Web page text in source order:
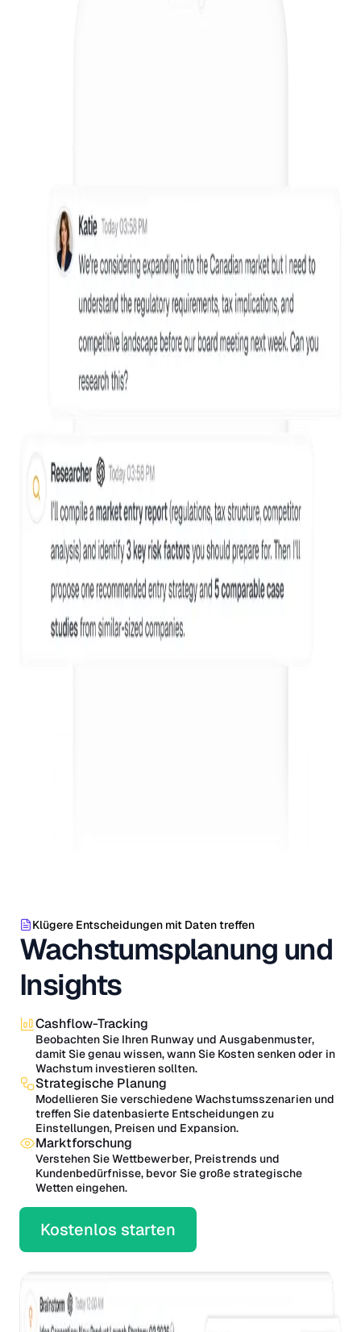
Klügere Entscheidungen mit Daten treffen
Wachstumsplanung und
Insights
Cashflow-Tracking
Beobachten Sie Ihren Runway und Ausgabenmuster,
damit Sie genau wissen, wann Sie Kosten senken oder in
Wachstum investieren sollten.
Strategische Planung
Modellieren Sie verschiedene Wachstumsszenarien und
treffen Sie datenbasierte Entscheidungen zu
Einstellungen, Preisen und Expansion.
Marktforschung
Verstehen Sie Wettbewerber, Preistrends und
Kundenbedürfnisse, bevor Sie große strategische
Wetten eingehen.
Kostenlos starten